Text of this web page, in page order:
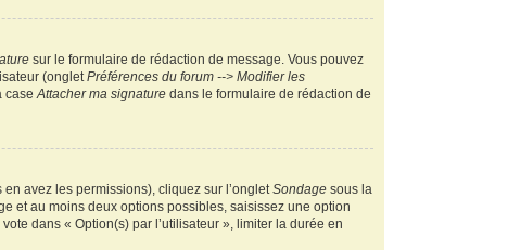
sur le formulaire de rédaction de message. Vous pouvez
(ongletPréférences du forum --> Modifier les
caseAttacher ma signature dans le formulaire de rédaction de
en avez les permissions), cliquez sur l’ongletSondage sous la
et au moins deux options possibles, saisissez une option
dans « Option(s) par l’utilisateur », limiter la durée en